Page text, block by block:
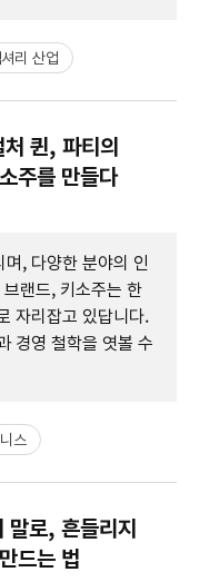
셔리 산업
퀸, 파티의
주를 만들다
, 다양한 분야의 인
랜드, 키소주는 한
자리잡고 있답니다.
경영 철학을 엿볼 수
스
말로, 흔들리지
드는 법